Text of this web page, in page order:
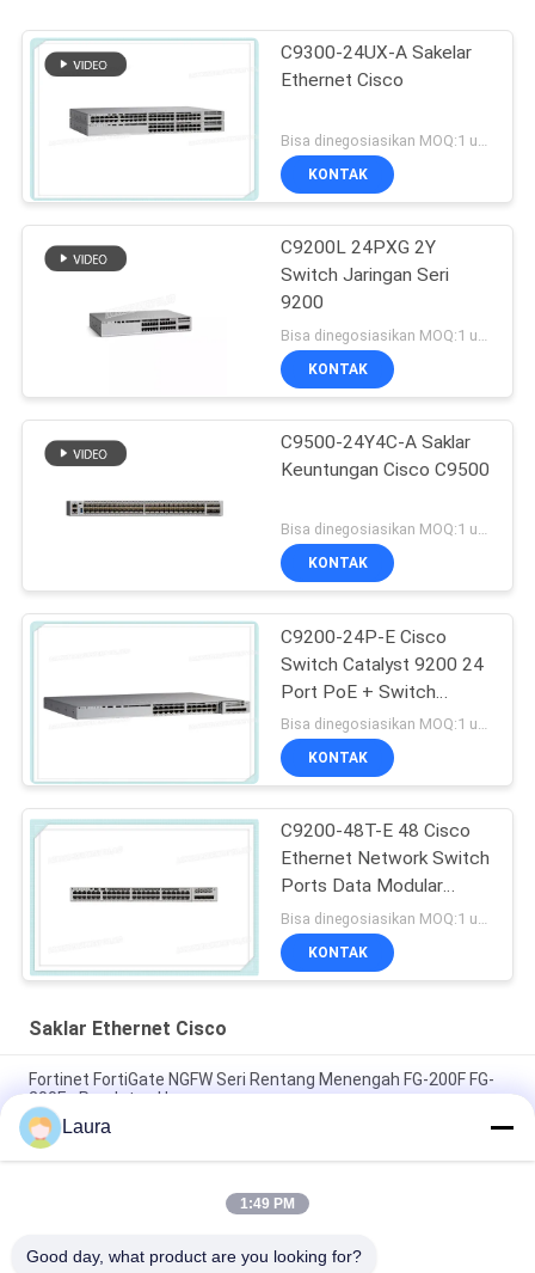
C9300-24UX-A Sakelar
Ethernet Cisco
KONTAK
C9200L 24PXG 2Y
Switch Jaringan Seri
9200
KONTAK
C9500-24Y4C-A Saklar
Keuntungan Cisco C9500
Bisa dinegosiasikan MOQ:1 unit
KONTAK
C9200-24P-E Cisco
Switch Catalyst 9200 24
Port PoE + Switch
Essentials Jaringan
Bisa dinegosiasikan MOQ:1 unit
KONTAK
C9200-48T-E 48 Cisco
Ethernet Network Switch
Ports Data Modular
Uplink Options
Bisa dinegosiasikan MOQ:1 unit
KONTAK
Saklar Ethernet Cisco
Fortinet FortiGate NGFW Seri Rentang Menengah FG-200F FG-
200F - Peralatan Hanya
C9200L-48P-4G-E, Cisco Catalyst 9200L Switch, Esensi
Jaringan Uplink 48xPoE+ 4x1G
C9200-24T-A, Cisco Catalyst 9200 Switch, port
Laura
1:49 PM
Good day, what product are you looking for?